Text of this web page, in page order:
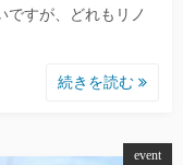
ですが、どれもリノ
続きを読む
event